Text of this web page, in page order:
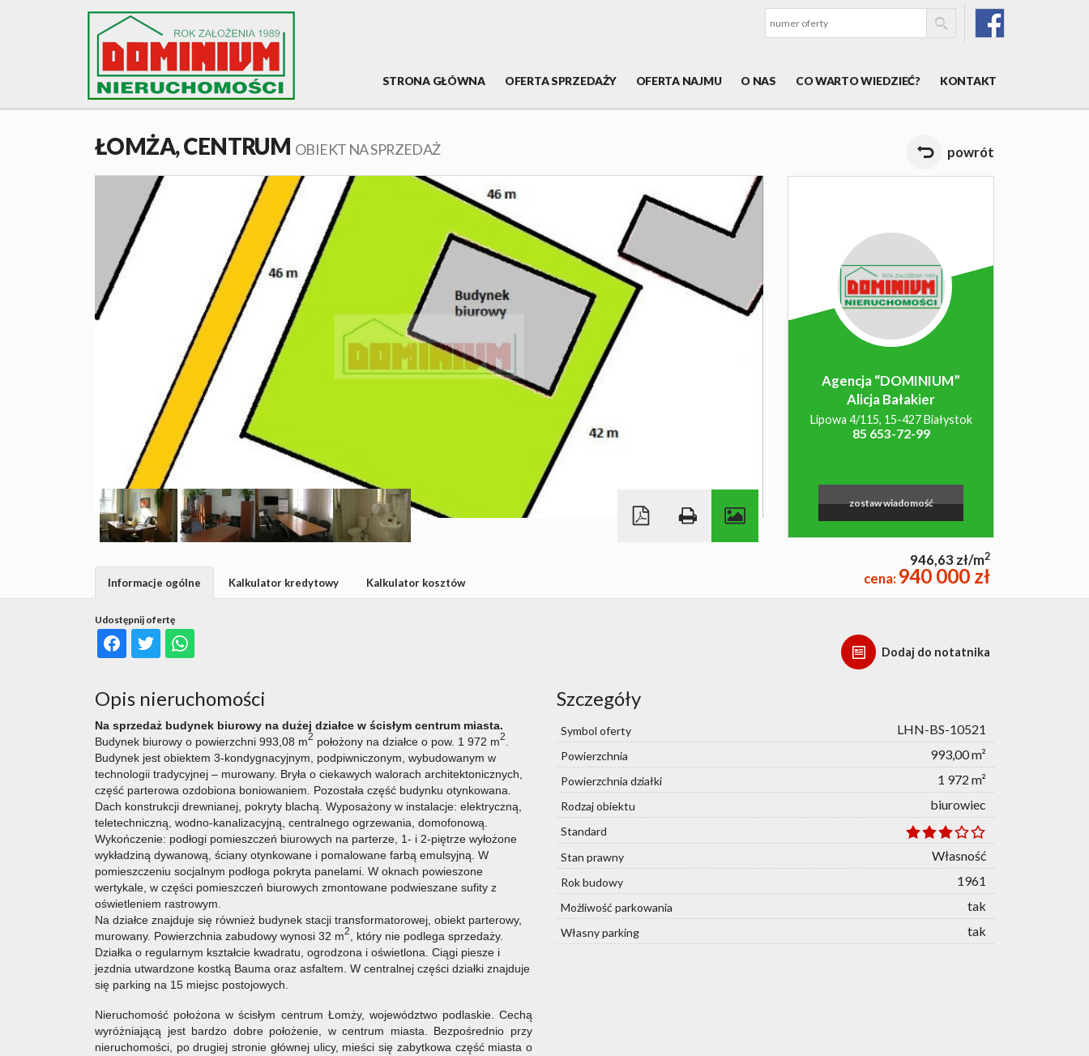
STRONA GŁÓWNA OFERTA SPRZEDAŻY OFERTA NAJMU O NAS CO WARTO WIEDZIEĆ? KONTAKT
ŁOMŻA,CENTRUM OBIEKT NA SPRZEDAŻ powrót
Agencja “DOMINIUM”
Alicja Bałakier
Lipowa 4/115, 15-427 Białystok
85 653-72-99
zostaw wiadomość
946,63 zł/m2
cena:940 000 zł
Dodaj do notatnika
Udostępnij ofertę
Informacje ogólne Kalkulator kredytowy Kalkulator kosztów
Opis nieruchomości
Na sprzedaż budynek biurowy na dużej działce w ścisłym centrum miasta.
Budynek biurowy o powierzchni 993,08 m2 położony na działce o pow. 1 972 m2
Budynek jest obiektem 3-kondygnacyjnym, podpiwniczonym, wybudowanym w
technologii tradycyjnej – murowany. Bryła o ciekawych walorach architektonicznych,
część parterowa ozdobiona boniowaniem. Pozostała część budynku otynkowana.
Dach konstrukcji drewnianej, pokryty blachą. Wyposażony w instalacje: elektryczną,
teletechniczną, wodno-kanalizacyjną, centralnego ogrzewania, domofonową.
Wykończenie: podłogi pomieszczeń biurowych na parterze, 1- i 2-piętrze wyłożone
wykładziną dywanową, ściany otynkowane i pomalowane farbą emulsyjną. W
pomieszczeniu socjalnym podłoga pokryta panelami. W oknach powieszone
wertykale, w części pomieszczeń biurowych zmontowane podwieszane sufity z
oświetleniem rastrowym.
Na działce znajduje się również budynek stacji transformatorowej, obiekt parterowy,
murowany. Powierzchnia zabudowy wynosi 32 m2
, który nie podlega sprzedaży.
Działka o regularnym kształcie kwadratu, ogrodzona i oświetlona. Ciągi piesze i
jezdnia utwardzone kostką Bauma oraz asfaltem. W centralnej części działki znajduje
się parking na 15 miejsc postojowych.
Nieruchomość położona w ścisłym centrum Łomży, województwo podlaskie. Cechą
wyróżniającą jest bardzo dobre położenie, w centrum miasta. Bezpośrednio przy
nieruchomości, po drugiej stronie głównej ulicy, mieści się zabytkowa część miasta o
Szczegóły
Symbol oferty LHN-BS-10521
Powierzchnia 993,00 m²
Powierzchnia działki 1 972 m²
Rodzaj obiektu biurowiec
Standard
Stan prawny
Własność
Rok budowy 1961
Możliwość parkowania tak
Własny parking tak